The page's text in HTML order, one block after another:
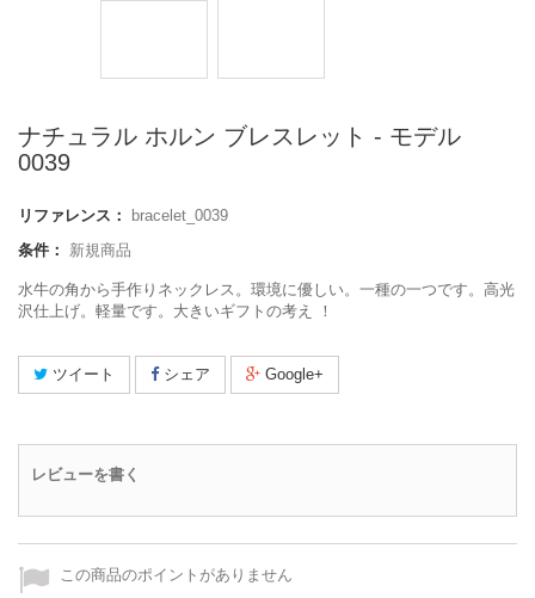
ナチュラル ホルン ブレスレット - モデル
0039
リファレンス：
bracelet_0039
条件：
新規商品
水牛の角から手作りネックレス。環境に優しい。一種の一つです。高光
沢仕上げ。軽量です。大きいギフトの考え ！
ツイート シェア Google+
レビューを書く
この商品のポイントがありません